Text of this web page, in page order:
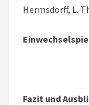
Hermsdorff, L.
Fazit und